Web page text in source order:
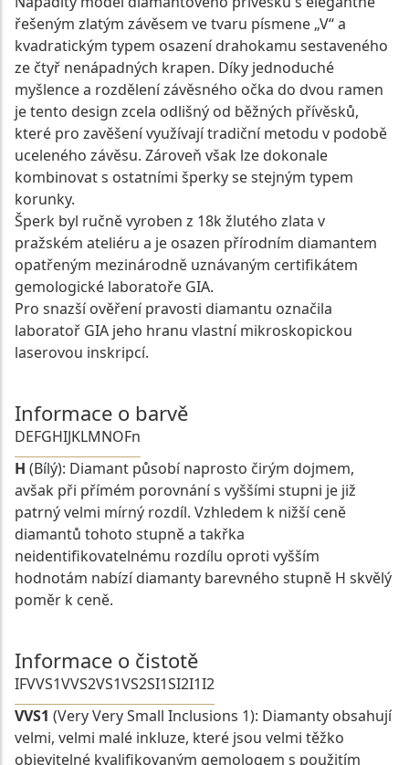
řešeným zlatým závěsem ve tvaru písmene „V“ a
kvadratickým typem osazení drahokamu sestaveného
ze čtyř nenápadných krapen. Díky jednoduché
myšlence a rozdělení závěsného očka do dvou ramen
je tento design zcela odlišný od běžných přívěsků,
které pro zavěšení využívají tradiční metodu v podobě
uceleného závěsu. Zároveň však lze dokonale
kombinovat s ostatními šperky se stejným typem
korunky.
Šperk byl ručně vyroben z 18k žlutého zlata v
pražském ateliéru a je osazen přírodním diamantem
opatřeným mezinárodně uznávaným certifikátem
gemologické laboratoře GIA.
Pro snazší ověření pravosti diamantu označila
laboratoř GIA jeho hranu vlastní mikroskopickou
laserovou inskripcí.
Informace o barvě
DEFGHIJKLMNOFn
H (Bílý): Diamant působí naprosto čirým dojmem,
avšak při přímém porovnání s vyššími stupni je již
patrný velmi mírný rozdíl. Vzhledem k nižší ceně
diamantů tohoto stupně a takřka
neidentifikovatelnému rozdílu oproti vyšším
hodnotám nabízí diamanty barevného stupně H skvělý
poměr k ceně.
Informace o čistotě
IFVVS1VVS2VS1VS2SI1SI2I1I2
VVS1 (Very Very Small Inclusions 1): Diamanty obsahují
velmi, velmi malé inkluze, které jsou velmi těžko
objevitelné kvalifikovaným gemologem s použitím